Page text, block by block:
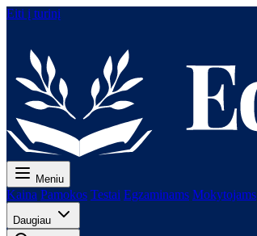
Eiti į turinį
Meniu
Kaina Pamokos Testai Egzaminams Mokytojams
Daugiau